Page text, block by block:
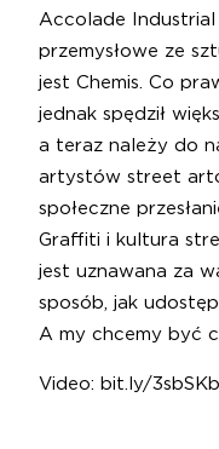
Accolade Industrial
przemysłowe ze
jest Chemis. Co
jednak spędził
a teraz należy do
artystów street
społeczne
Graffiti i kultura
jest uznawana za
sposób, jak
A my chcemy być
Video: bit.ly/